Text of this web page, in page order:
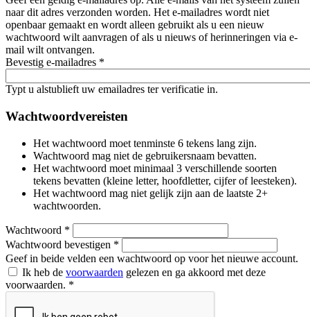
naar dit adres verzonden worden. Het e-mailadres wordt niet
openbaar gemaakt en wordt alleen gebruikt als u een nieuw
wachtwoord wilt aanvragen of als u nieuws of herinneringen via e-
mail wilt ontvangen.
Bevestig e-mailadres *
Typt u alstublieft uw emailadres ter verificatie in.
Wachtwoordvereisten
Het wachtwoord moet tenminste 6 tekens lang zijn.
Wachtwoord mag niet de gebruikersnaam bevatten.
Het wachtwoord moet minimaal 3 verschillende soorten
tekens bevatten (kleine letter, hoofdletter, cijfer of leesteken).
Het wachtwoord mag niet gelijk zijn aan de laatste 2+
wachtwoorden.
Wachtwoord *
Wachtwoord bevestigen *
Geef in beide velden een wachtwoord op voor het nieuwe account.
Ik heb de voorwaarden gelezen en ga akkoord met deze
voorwaarden. *